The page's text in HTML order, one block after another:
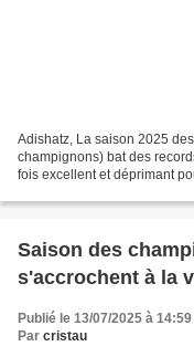
Adishatz, La saison 2025
champignons) bat des
fois excellent et déprimant
Saison des
s'accrochent à la
Publié le 13/07/2025 à 14:59
Par cristau